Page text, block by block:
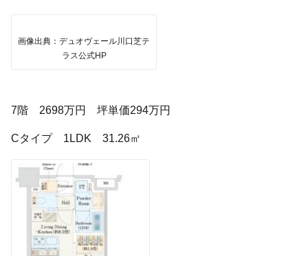
画像出典：デュオヴェール川口芝テ
ラス公式HP
7階 2698万円 坪単価294万円
Cタイプ 1LDK 31.26㎡